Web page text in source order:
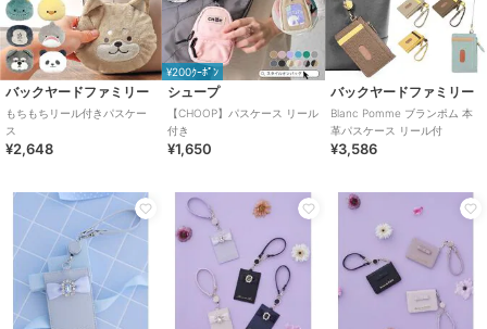
バックヤードファミリー
もちもちリール付きパスケー
ス
¥2,648
¥200ｸｰﾎﾟﾝ
シュープ
【CHOOP】パスケース リール
付き
¥1,650
バックヤードファミリー
Blanc Pomme ブランポム 本
革パスケース リール付
¥3,586